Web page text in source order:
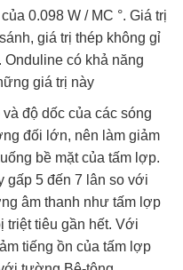
0.098 W / MC °. Giá trị
giá trị thép không gỉ
Onduline có khả năng
giá trị này
độ dốc của các sóng
đối lớn, nên làm giảm
bề mặt của tấm lợp.
gấp 5 đến 7 lân so với
âm thanh như tấm lợp
triệt tiêu gần hết. Với
tiếng ồn của tấm lợp